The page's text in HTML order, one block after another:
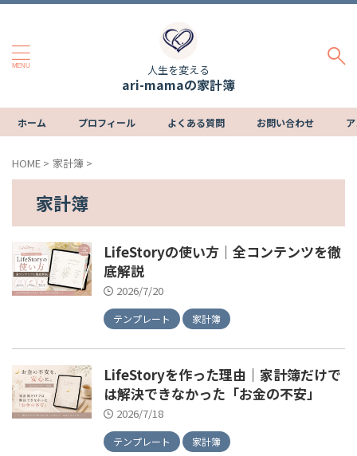
人生を変える
ari-mamaの家計簿
ホーム プロフィール よくある質問 お問い合わせ
HOME > 家計簿 >
家計簿
LifeStoryの使い方｜全コンテンツを徹
底解説
2026/7/20
テンプレート 家計簿
LifeStoryを作った理由｜家計簿だけで
は解決できなかった「お金の不安」
2026/7/18
テンプレート 家計簿